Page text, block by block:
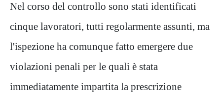
Nel corso del controllo sono stati identificati
cinque lavoratori, tutti regolarmente assunti, ma
l'ispezione ha comunque fatto emergere due
violazioni penali per le quali è stata
immediatamente impartita la prescrizione